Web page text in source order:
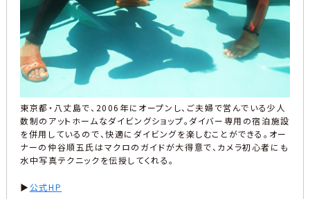
東京都・八丈島で、2006年にオープンし、ご夫婦で営んでいる少人
数制のアットホームなダイビングショップ。ダイバー専用の宿泊施設
を併用しているので、快適にダイビングを楽しむことができる。オー
ナーの仲谷順五氏はマクロのガイドが大得意で、カメラ初心者にも
水中写真テクニックを伝授してくれる。
▶︎公式HP